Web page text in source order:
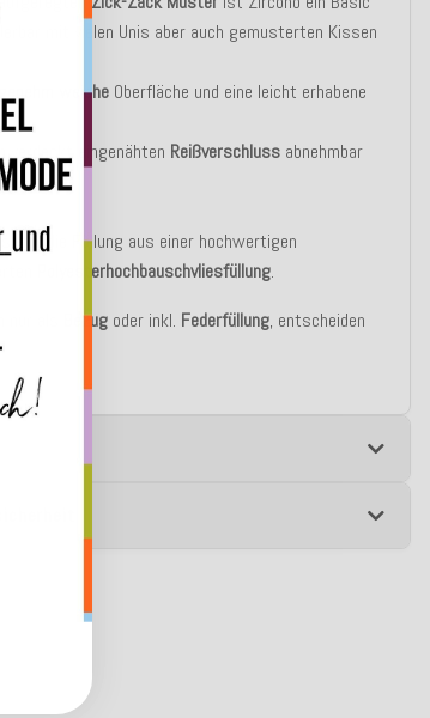
mit vielen Unis aber auch gemusterten Kissen
weiche Oberfläche und eine leicht erhabene
verdeckt eingenähten Reißverschluss abnehmbar
die Füllung aus einer hochwertigen
Polyesterhochbauschvliesfüllung.
nur als
Bezug oder inkl. Federfüllung, entscheiden